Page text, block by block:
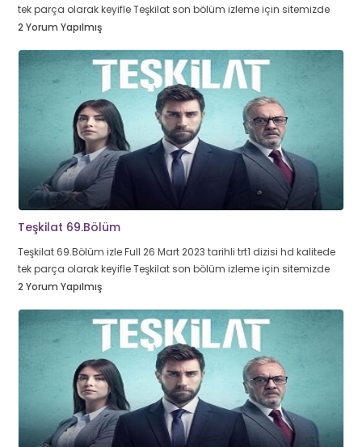
tek parça olarak keyifle Teşkilat son bölüm izleme için sitemizde
2 Yorum Yapılmış
Teşkilat 69.Bölüm
Teşkilat 69.Bölüm izle Full 26 Mart 2023 tarihli trt1 dizisi hd kalitede
tek parça olarak keyifle Teşkilat son bölüm izleme için sitemizde
2 Yorum Yapılmış